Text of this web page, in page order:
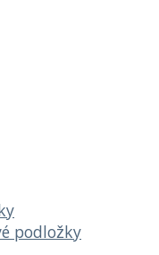
podložky